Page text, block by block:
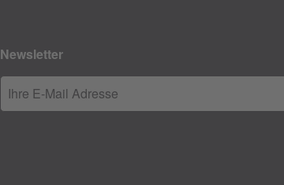
Newsletter
Ihre E-Mail Adresse